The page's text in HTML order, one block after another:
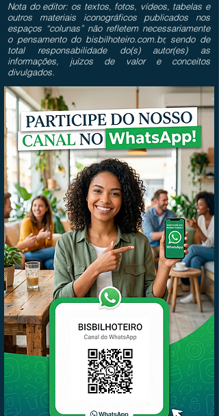
Nota do editor: os textos, fotos, vídeos, tabelas e
outros materiais iconográficos publicados nos
espaços “colunas” não refletem necessariamente
o pensamento do bisbilhoteiro.com.br, sendo de
total responsabilidade do(s) autor(es) as
informações, juízos de valor e conceitos
divulgados.